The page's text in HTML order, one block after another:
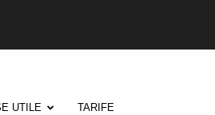
UTILE TARIFE